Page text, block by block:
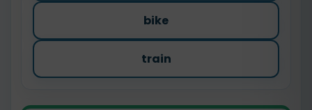
bike
train